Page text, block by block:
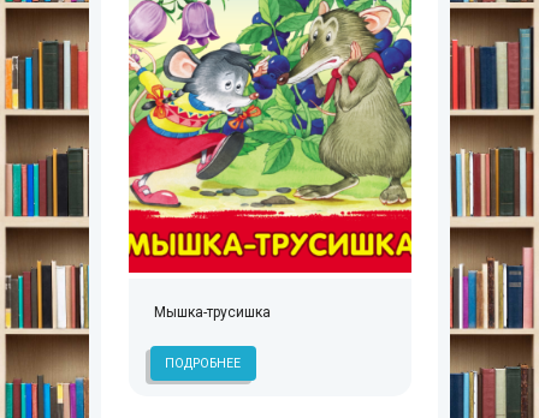
Мышка-трусишка
ПОДРОБНЕЕ